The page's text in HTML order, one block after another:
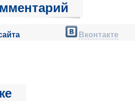
Вконтакте